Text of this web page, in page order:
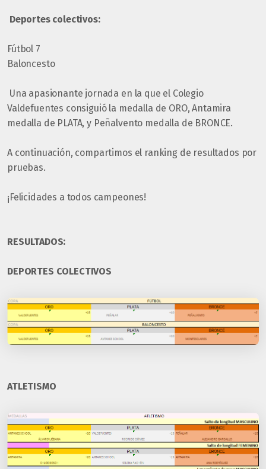
Deportes colectivos:
Fútbol 7
Baloncesto
Una apasionante jornada en la que el Colegio
Valdefuentes consiguió la medalla de ORO, Antamira
medalla de PLATA, y Peñalvento medalla de BRONCE.
A continuación, compartimos el ranking de resultados por
pruebas.
¡Felicidades a todos campeones!
RESULTADOS:
DEPORTES COLECTIVOS
ATLETISMO